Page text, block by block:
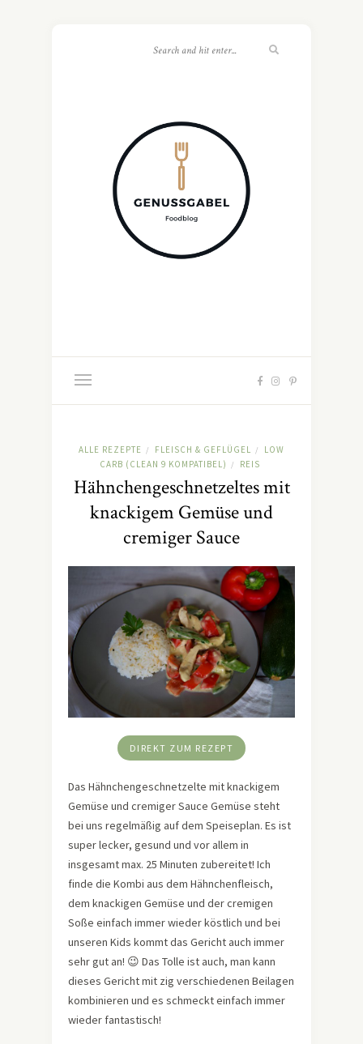
ALLE REZEPTE / FLEISCH & GEFLÜGEL /
LOW
CARB (CLEAN 9 KOMPATIBEL)
/ REIS
Hähnchengeschnetzeltes mit
knackigem Gemüse und
cremiger Sauce
DIREKT ZUM REZEPT
Das Hähnchengeschnetzelte mit knackigem
Gemüse und cremiger Sauce Gemüse steht
bei uns regelmäßig auf dem Speiseplan. Es ist
super lecker, gesund und vor allem in
insgesamt max. 25 Minuten zubereitet! Ich
finde die Kombi aus dem Hähnchenfleisch,
dem knackigen Gemüse und der cremigen
Soße einfach immer wieder köstlich und bei
unseren Kids kommt das Gericht auch immer
sehr gut an! 😉 Das Tolle ist auch, man kann
dieses Gericht mit zig verschiedenen Beilagen
kombinieren und es schmeckt einfach immer
wieder fantastisch!